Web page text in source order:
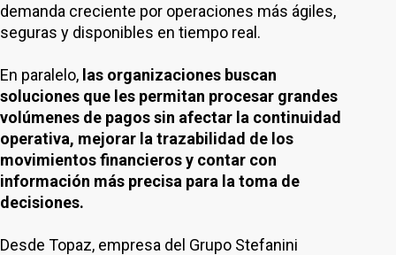
demanda creciente por operaciones más ágiles,
seguras y disponibles en tiempo real.
En paralelo, las organizaciones buscan
soluciones que les permitan procesar grandes
volúmenes de pagos sin afectar la continuidad
operativa, mejorar la trazabilidad de los
movimientos financieros y contar con
información más precisa para la toma de
decisiones.
Desde Topaz, empresa del Grupo Stefanini